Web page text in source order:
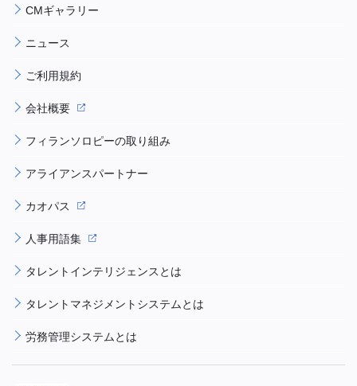
CMギャラリー
ニュース
ご利用規約
会社概要
フィランソロピーの取り組み
アライアンスパートナー
カオパス
人事用語集
タレントインテリジェンスとは
タレントマネジメントシステムとは
労務管理システムとは